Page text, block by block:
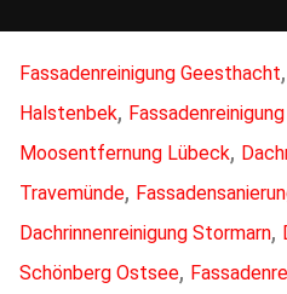
Fassadenreinigung Geesthacht,
Halstenbek,
Moosentfernung Lübeck,
Travemünde,
Dachrinnenreinigung Stormarn,
Schönberg Ostsee,